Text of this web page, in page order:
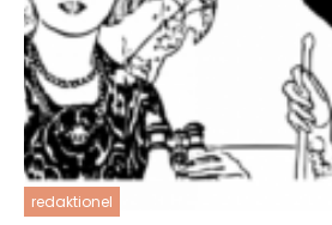
redaktionel